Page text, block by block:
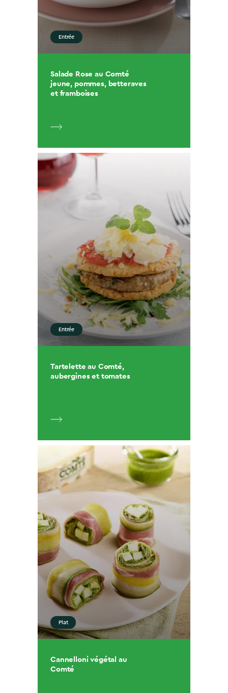
Entrée
Salade Rose au Comté
jeune, pommes, betteraves
et framboises
Entrée
Tartelette au Comté,
aubergines et tomates
Plat
Cannelloni végétal au
Comté